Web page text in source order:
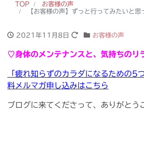
TOP
お客様の声
【お客様の声】ずっと行ってみたいと思
2021年11月8日 お客様の声
♡身体のメンテナンスと、気持ちのリ
「疲れ知らずのカラダになるための5
料メルマガ申し込みはこちら
ブログに来てくださって、ありがとう